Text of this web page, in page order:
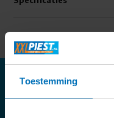
Toestemming
Delen
Aanbevolen